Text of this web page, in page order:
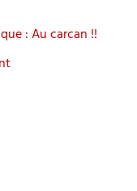
: Au carcan !!